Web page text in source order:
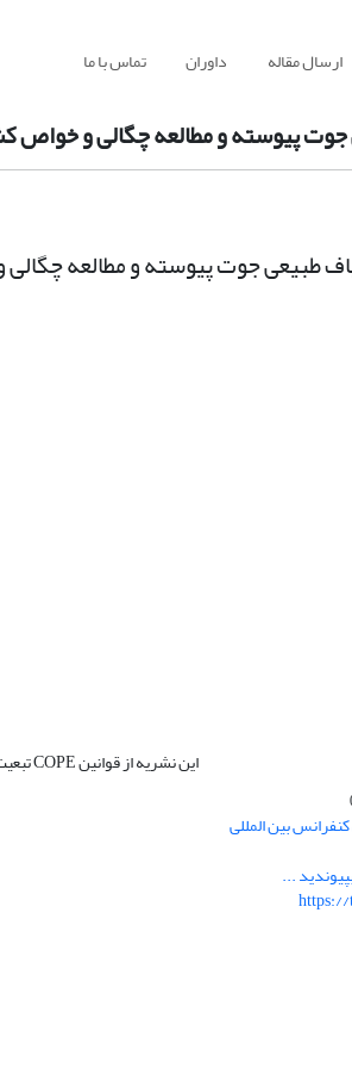
ارسال مقاله داوران تماس با ما
جوت پیوسته و مطالعه چگالی و
طبیعی جوت پیوسته و مطالعه
بین المللی
...
این نشریه از قوانین COPE تبعیت میکند.